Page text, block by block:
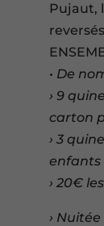
Pujaut,
• De
› 9
carton
› 3
enfants
› 20€
›